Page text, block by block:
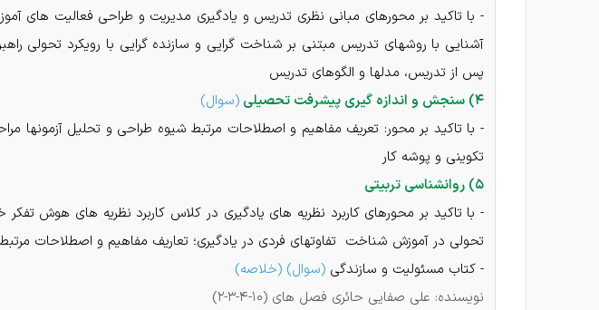
- با تاکید بر محورهای مبانی نظری تدریس و یادگیری مدیریت و طراحی فعالیت
آشنایی با روشهای تدریس مبتنی بر شناخت گرایی و سازنده گرایی با رویکرد تحولی
پس از تدریس، مدلها و الگوهای تدریس
۴) سنجش و اندازه گیری پیشرفت تحصیلی
(سوال)
- با تاکید بر محور: تعریف مفاهیم و اصطلاحات مرتبط شیوه طراحی و تحلیل آزمونها
تکوینی و پوشه کار
۵) روانشناسی تربیتی
- با تاکید بر محورهای کاربرد نظریه های یادگیری در کلاس کاربرد نظریه های هوش
تحولی در آموزش شناخت تفاوتهای فردی در یادگیری؛ تعاریف مفاهیم و اصطلاحات مرتبط
- کتاب مسئولیت و سازندگی (سوال) (خلاصه)
نویسنده: علی صفایی حائری فصل های (۱۰-۴-۳-۲)